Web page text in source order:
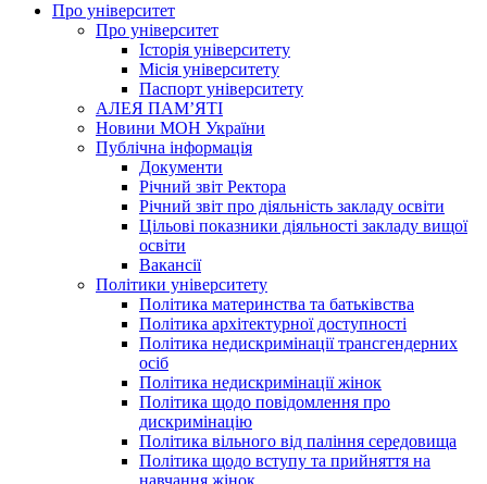
Про університет
Про університет
Історія університету
Місія університету
Паспорт університету
АЛЕЯ ПАМ’ЯТІ
Новини МОН України
Публічна інформація
Документи
Річний звіт Ректора
Річний звіт про діяльність закладу освіти
Цільові показники діяльності закладу вищої
освіти
Вакансії
Політики університету
Політика материнства та батьківства
Політика архітектурної доступності
Політика недискримінації трансгендерних
осіб
Політика недискримінації жінок
Політика щодо повідомлення про
дискримінацію
Політика вільного від паління середовища
Політика щодо вступу та прийняття на
навчання жінок